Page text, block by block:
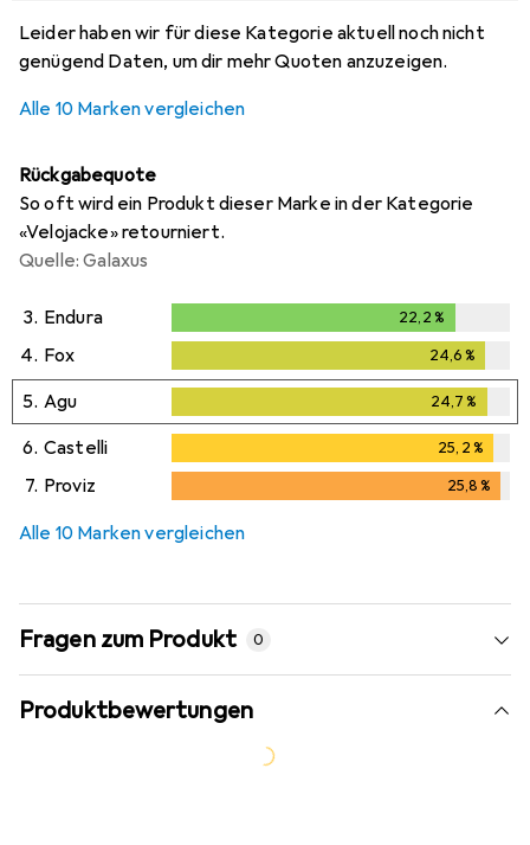
Leider haben wir für diese Kategorie aktuell noch nicht
genügend Daten, um dir mehr Quoten anzuzeigen.
Alle 10 Marken vergleichen
Rückgabequote
So oft wird ein Produkt dieser Marke in der Kategorie
«Velojacke» retourniert.
Quelle: Galaxus
3. Endura 22,2 %
22,2%
4. Fox 24,6 %
24,6%
5. Agu 24,7%
24,7%
6. Castelli 25,2%
25,2%
7. Proviz 25,8%
Alle 10 Marken vergleichen
Fragen zum Produkt 0
Produktbewertungen